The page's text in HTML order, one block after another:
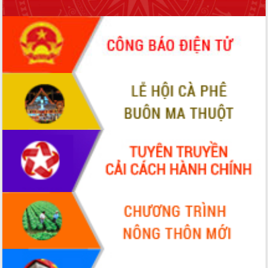
Tháo gỡ những vướng mắc, đẩy mạnh
công tác cải cách thủ tục hành chính
tại Trung tâm Phục vụ hành chính
công tỉnh
Đắk Lắk: Tôn vinh 46 giải pháp tại Hội
thi Sáng tạo Kỹ thuật 2024 - 2025
Đắk Lắk rà soát, điều chỉnh Đề án 190
về phát triển nuôi trồng thủy sản
Phó Chủ tịch UBND tỉnh Đắk Lắk
Trương Công Thái kiểm tra thực địa
Dự án cao tốc Khánh Hòa - Buôn Ma
Thuột
Định vị cà phê Việt Nam như một “di
sản sống” trong dòng chảy toàn cầu
Xây dựng nông thôn mới: Nâng cao đời
sống người dân từ những mô hình thiết
thực
Quyết liệt tháo gỡ vướng mắc, đẩy
nhanh tiến độ các dự án trọng điểm
trong Khu kinh tế Nam Phú Yên